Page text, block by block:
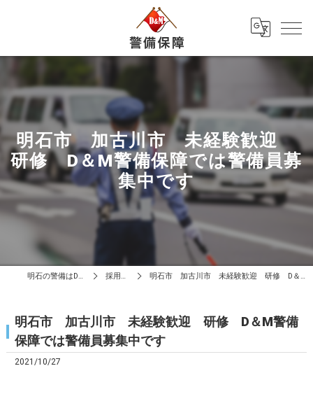
明石市 加古川市 未経験歓迎
研修 D＆M警備保障では警備員募
集中です
明石の警備はD＆M警備保障 採用ブログ 明石市 加古川市 未経験歓迎 研修 D＆M警備保障では警備員募集中です
明石市 加古川市 未経験歓迎 研修 D＆M警備
保障では警備員募集中です
2021/10/27